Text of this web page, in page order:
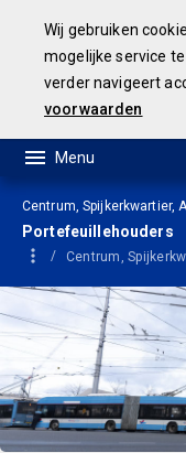
Wij gebruiken
mogelijke service
verder navigeert
voorwaarden
Centrum, Spijkerkwartier,
Portefeuillehouders
Centrum,